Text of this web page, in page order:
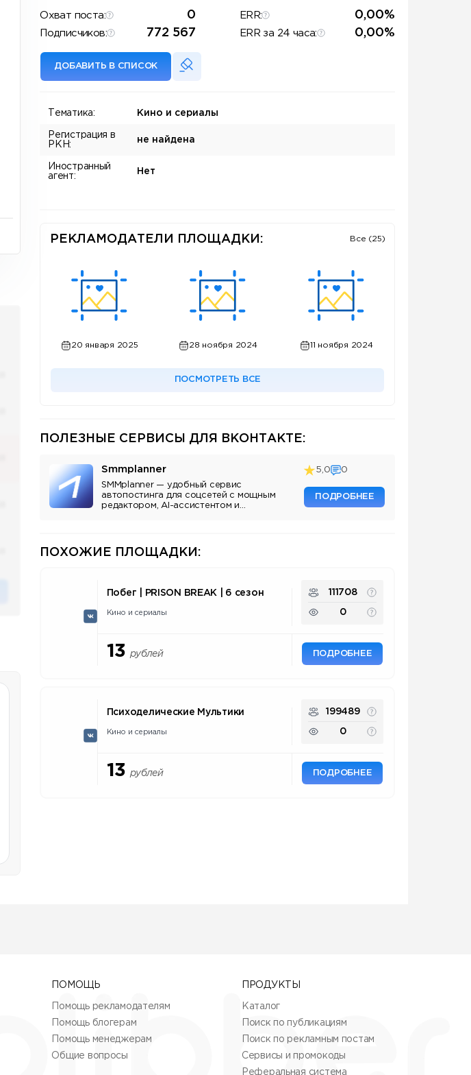
Охват поста: 0 ERR: 0,00%
Подписчиков: 772 567 ERR за 24 часа: 0,00%
ДОБАВИТЬ В СПИСОК
Тематика: Кино и сериалы
Регистрация в
РКН:
не найдена
Иностранный
агент:
Нет
РЕКЛАМОДАТЕЛИ ПЛОЩАДКИ: Все (25)
20 января 2025 28 ноября 2024 11 ноября 2024
ПОСМОТРЕТЬ ВСЕ
ПОЛЕЗНЫЕ СЕРВИСЫ ДЛЯ ВКОНТАКТЕ:
Smmplanner
SMMplanner — удобный сервис
автопостинга для соцсетей с мощным
редактором, AI-ассистентом и
5,0 0
ПОДРОБНЕЕ
ПОХОЖИЕ ПЛОЩАДКИ:
Побег | PRISON BREAK | 6 сезон
Кино и сериалы
111708
0
13 рублей ПОДРОБНЕЕ
Психоделические Мультики
Кино и сериалы
199489
0
13 рублей ПОДРОБНЕЕ
ПОМОЩЬ
Помощь рекламодателям
Помощь блогерам
Помощь менеджерам
Общие вопросы
ПРОДУКТЫ
Каталог
Поиск по публикациям
Поиск по рекламным постам
Сервисы и промокоды
Реферальная система